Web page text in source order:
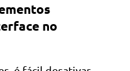
no